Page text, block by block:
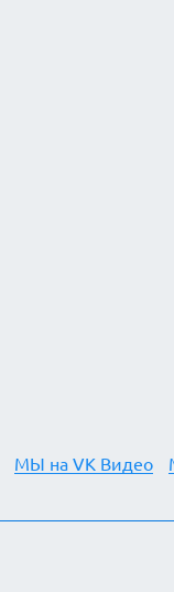
МЫ на VK Видео